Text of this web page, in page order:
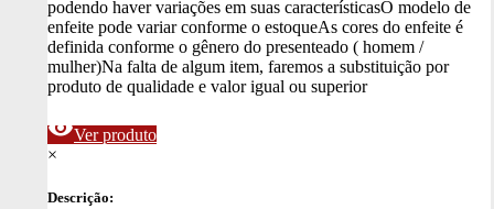
podendo haver variações em suas característicasO modelo de
enfeite pode variar conforme o estoqueAs cores do enfeite é
definida conforme o gênero do presenteado ( homem /
mulher)Na falta de algum item, faremos a substituição por
produto de qualidade e valor igual ou superior
visibilityVer produto
×
Descrição: